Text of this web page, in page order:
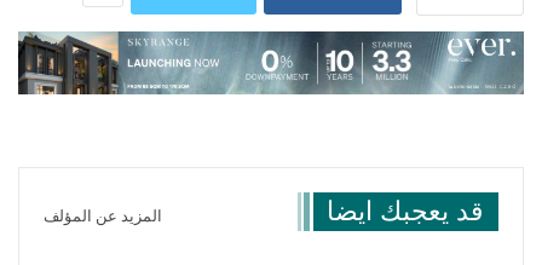
قد يعجبك ايضا المزيد عن المؤلف